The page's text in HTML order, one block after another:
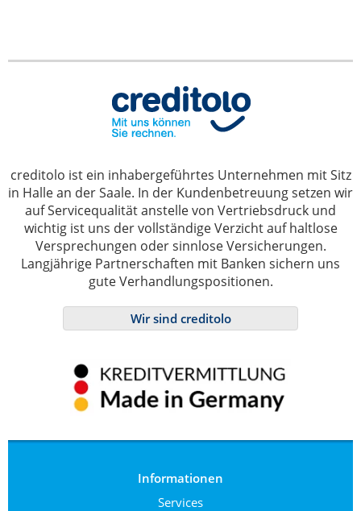
creditolo ist ein inhabergeführtes Unternehmen mit Sitz
in Halle an der Saale. In der Kundenbetreuung setzen wir
auf Servicequalität anstelle von Vertriebsdruck und
wichtig ist uns der vollständige Verzicht auf haltlose
Versprechungen oder sinnlose Versicherungen.
Langjährige Partnerschaften mit Banken sichern uns
gute Verhandlungspositionen.
Wir sind creditolo
Informationen
Services